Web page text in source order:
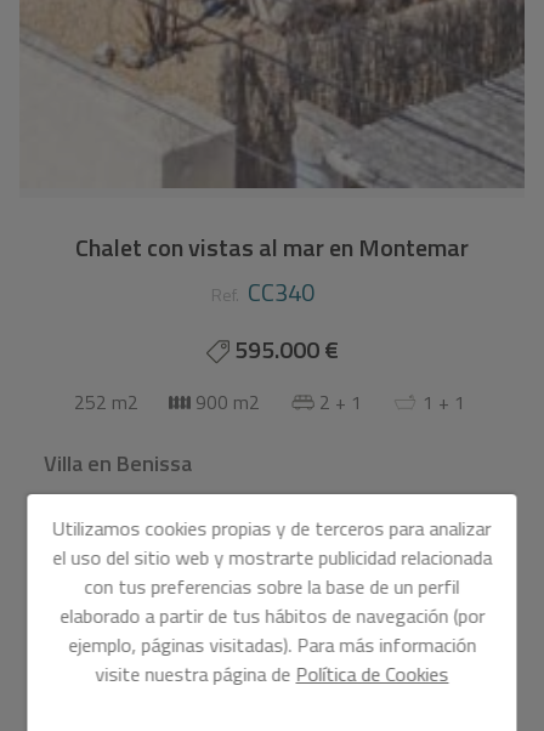
Chalet con vistas al mar en Montemar
Ref. CC340
595.000 €
252 m2 900 m2 2 + 1 1 + 1
Villaen Benissa
to the sea. An automatic gate or pedestrian door leads to the covered
parking area for two cars, as well as a closed garage. From here, the
house is divided into two independent levels.
Main level:
Utilizamos cookies propias y de terceros para analizar
el uso del sitio web y mostrarte publicidad relacionada
con tus preferencias sobre la base de un perfil
elaborado a partir de tus hábitos de navegación (por
ejemplo, páginas visitadas). Para más información
visite nuestra página de Política de Cookies